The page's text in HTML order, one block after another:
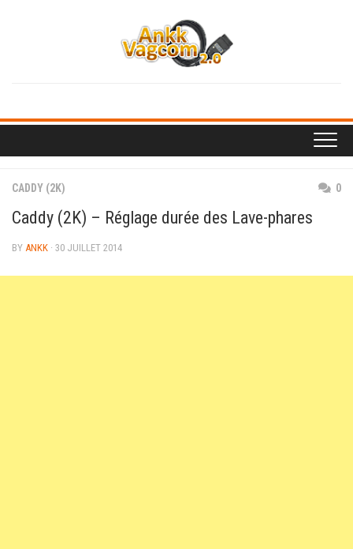
CADDY (2K) 0
Caddy (2K) – Réglage durée des Lave-phares
BY ANKK · 30 JUILLET 2014